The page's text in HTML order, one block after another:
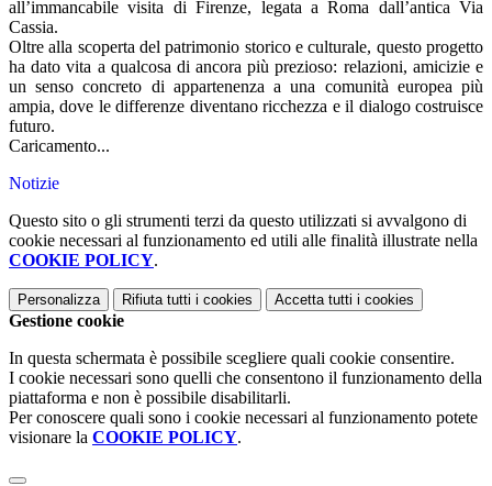
all’immancabile visita di Firenze, legata a Roma dall’antica Via
Cassia.
Oltre alla scoperta del patrimonio storico e culturale, questo progetto
ha dato vita a qualcosa di ancora più prezioso: relazioni, amicizie e
un senso concreto di appartenenza a una comunità europea più
ampia, dove le differenze diventano ricchezza e il dialogo costruisce
futuro.
Caricamento...
Notizie
Questo sito o gli strumenti terzi da questo utilizzati si avvalgono di
cookie necessari al funzionamento ed utili alle finalità illustrate nella
COOKIE POLICY.
Personalizza Rifiuta tutti i cookies Accetta tutti i cookies
Gestione cookie
In questa schermata è possibile scegliere quali cookie consentire.
I cookie necessari sono quelli che consentono il funzionamento della
piattaforma e non è possibile disabilitarli.
Per conoscere quali sono i cookie necessari al funzionamento potete
visionare la COOKIE POLICY.